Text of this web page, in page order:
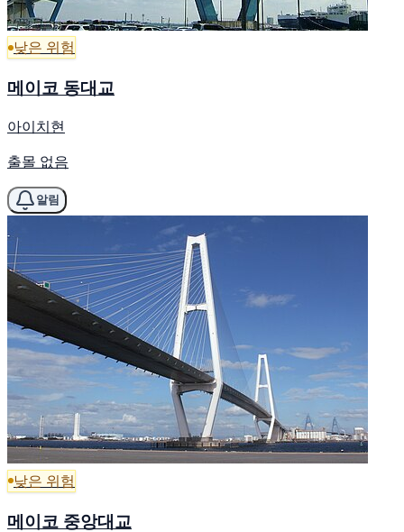
낮은 위험
메이코 동대교
아이치현
출몰 없음
알림
낮은 위험
메이코 중앙대교